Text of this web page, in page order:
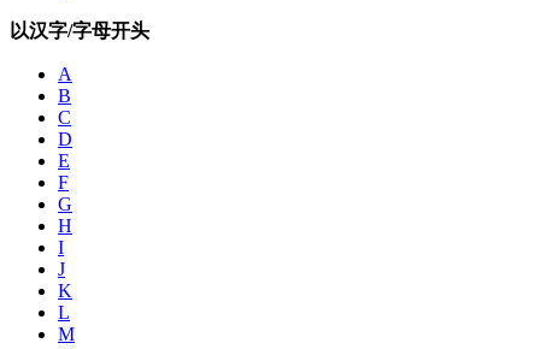
以汉字/字母开头
A
B
C
D
E
F
G
H
I
J
K
L
M